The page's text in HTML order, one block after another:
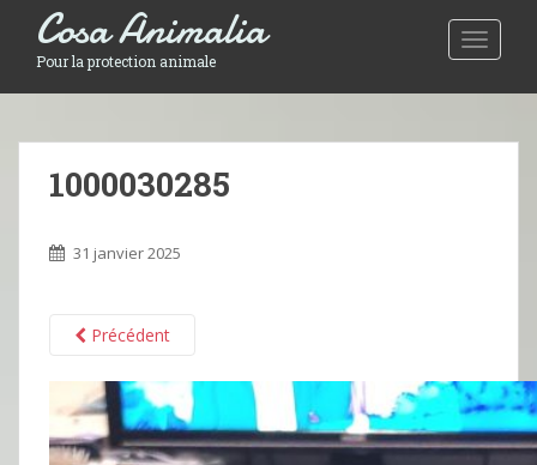
Toggle
Cosa Animalia
Pour la protection animale
1000030285
31 janvier 2025
Précédent